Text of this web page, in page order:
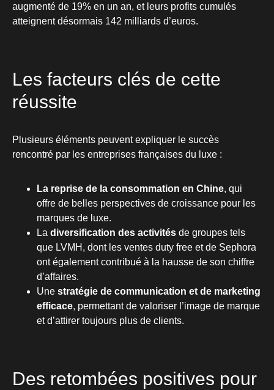
augmenté de 19% en un an, et leurs profits cumulés
atteignent désormais 142 milliards d’euros.
Les facteurs clés de cette
réussite
Plusieurs éléments peuvent expliquer le succès
rencontré par les entreprises françaises du luxe :
La reprise de la consommation en Chine, qui
offre de belles perspectives de croissance pour les
marques de luxe.
La diversification des activités de groupes tels
que LVMH, dont les ventes duty free et de Sephora
ont également contribué à la hausse de son chiffre
d’affaires.
Une stratégie de communication et de marketing
efficace, permettant de valoriser l’image de marque
et d’attirer toujours plus de clients.
Des retombées positives pour